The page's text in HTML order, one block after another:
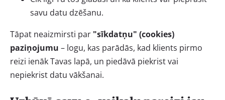
savu datu dzēšanu.
Tāpat neaizmirsti par "sīkdatņu" (cookies)
paziņojumu – logu, kas parādās, kad klients pirmo
reizi ienāk Tavas lapā, un piedāvā piekrist vai
nepiekrist datu vākšanai.